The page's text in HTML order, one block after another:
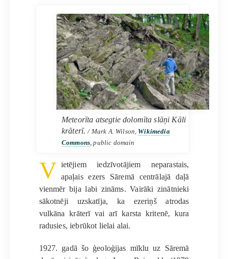
Meteorīta atsegtie dolomīta slāņi Kāli
krāterī./ Mark A. Wilson, Wikimedia
Commons, public domain
V ietējiem iedzīvotājiem neparastais,
apaļais ezers Sāremā centrālajā daļā
vienmēr bija labi zināms. Vairāki zinātnieki
sākotnēji uzskatīja, ka ezeriņš atrodas
vulkāna krāterī vai arī karsta kritenē, kura
radusies, iebrūkot lielai alai.
1927. gadā šo ģeoloģijas mīklu uz Sāremā